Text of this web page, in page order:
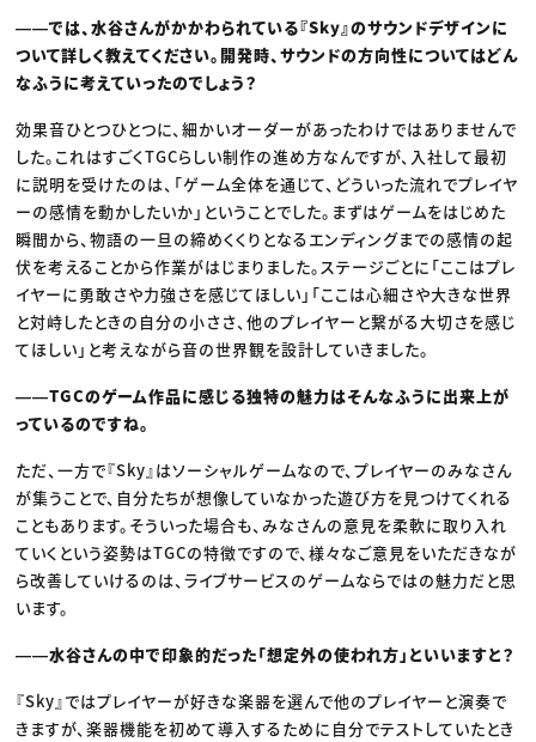
――では、水谷さんがかかわられている『Sky』のサウンドデザインに
ついて詳しく教えてください。開発時、サウンドの方向性についてはどん
なふうに考えていったのでしょう？
効果音ひとつひとつに、細かいオーダーがあったわけではありませんで
した。これはすごくTGCらしい制作の進め方なんですが、入社して最初
に説明を受けたのは、「ゲーム全体を通じて、どういった流れでプレイヤ
ーの感情を動かしたいか」ということでした。まずはゲームをはじめた
瞬間から、物語の一旦の締めくくりとなるエンディングまでの感情の起
伏を考えることから作業がはじまりました。ステージごとに「ここはプレ
イヤーに勇敢さや力強さを感じてほしい」「ここは心細さや大きな世界
と対峙したときの自分の小ささ、他のプレイヤーと繋がる大切さを感じ
てほしい」と考えながら音の世界観を設計していきました。
――TGCのゲーム作品に感じる独特の魅力はそんなふうに出来上が
っているのですね。
ただ、一方で『Sky』はソーシャルゲームなので、プレイヤーのみなさん
が集うことで、自分たちが想像していなかった遊び方を見つけてくれる
こともあります。そういった場合も、みなさんの意見を柔軟に取り入れ
ていくという姿勢はTGCの特徴ですので、様々なご意見をいただきなが
ら改善していけるのは、ライブサービスのゲームならではの魅力だと思
います。
――水谷さんの中で印象的だった「想定外の使われ方」といいますと？
『Sky』ではプレイヤーが好きな楽器を選んで他のプレイヤーと演奏で
きますが、楽器機能を初めて導入するために自分でテストしていたとき